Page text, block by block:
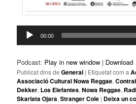
Reproductor
d'àudio
00:00
Podcast: Play in new window | Download
Publicat dins de General | Etiquetat com a
Associació Cultural Nowa Reggae,
Dekker, Los Elefantes,Nowa Reggae,
Skarlata Ojara,Stranger Cole | Deixa un